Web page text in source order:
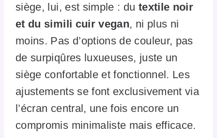
siège, lui, est simple : du textile noir
et du simili cuir vegan, ni plus ni
moins. Pas d’options de couleur, pas
de surpiqûres luxueuses, juste un
siège confortable et fonctionnel. Les
ajustements se font exclusivement via
l’écran central, une fois encore un
compromis minimaliste mais efficace.